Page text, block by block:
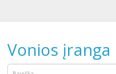
Vonios įranga